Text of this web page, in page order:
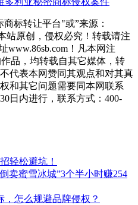
标转让平台"或”来源：
站原创，侵权必究！转载请注
www.86sb.com！凡本网注
品，均转载自其它媒体，转
代表本网赞同其观点和对其真
和其它问题需要同本网联系
日内进行，联系方式：400-
轻松避坑！
卖蜜雪冰城”3个半小时赚254
怎么规避品牌侵权？